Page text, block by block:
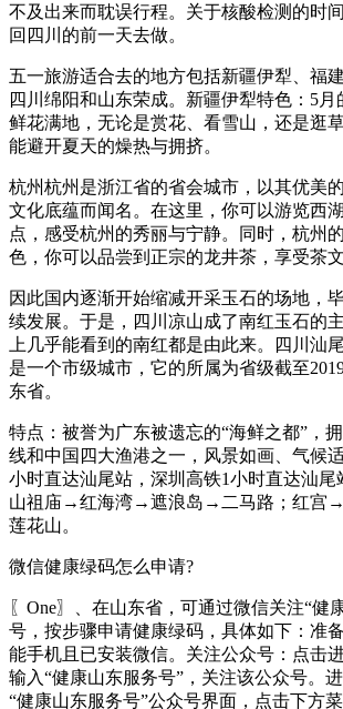
不及出来而耽误行程。关于核酸检测的时
回四川的前一天去做。
五一旅游适合去的地方包括新疆伊犁、福
四川绵阳和山东荣成。新疆伊犁特色：5月
鲜花满地，无论是赏花、看雪山，还是逛
能避开夏天的燥热与拥挤。
杭州杭州是浙江省的省会城市，以其优美
文化底蕴而闻名。在这里，你可以游览西
点，感受杭州的秀丽与宁静。同时，杭州
色，你可以品尝到正宗的龙井茶，享受茶文
因此国内逐渐开始缩减开采玉石的场地，
续发展。于是，四川凉山成了南红玉石的
上几乎能看到的南红都是由此来。四川汕
是一个市级城市，它的所属为省级截至
东省。
特点：被誉为广东被遗忘的“海鲜之都”，
线和中国四大渔港之一，风景如画、气候
小时直达汕尾站，深圳高铁1小时直达汕尾
山祖庙→红海湾→遮浪岛→二马路；红宫
莲花山。
微信健康绿码怎么申请?
〖One〗、在山东省，可通过微信关注“健
号，按步骤申请健康绿码，具体如下：准
能手机且已安装微信。关注公众号：点击
输入“健康山东服务号”，关注该公众号。
“健康山东服务号”公众号界面，点击下方